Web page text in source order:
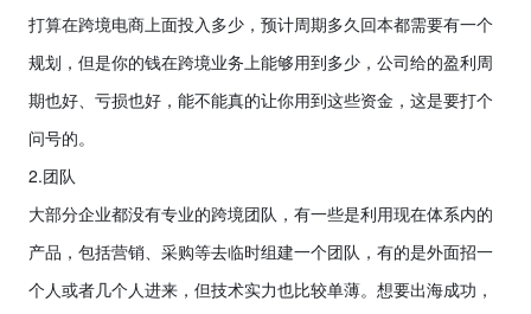
打算在跨境电商上面投入多少，预计周期多久回本都需要有一个
规划，但是你的钱在跨境业务上能够用到多少，公司给的盈利周
期也好、亏损也好，能不能真的让你用到这些资金，这是要打个
问号的。
2.团队
大部分企业都没有专业的跨境团队，有一些是利用现在体系内的
产品，包括营销、采购等去临时组建一个团队，有的是外面招一
个人或者几个人进来，但技术实力也比较单薄。想要出海成功，